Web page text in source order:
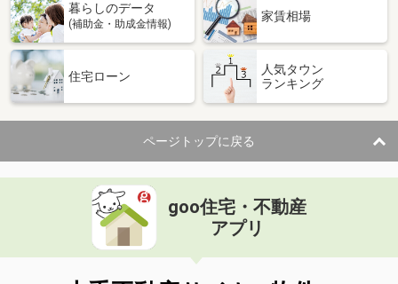
暮らしのデータ
(補助金・助成金情報)
家賃相場
住宅ローン
人気タウン
ランキング
ページトップに戻る
goo住宅・不動産
アプリ